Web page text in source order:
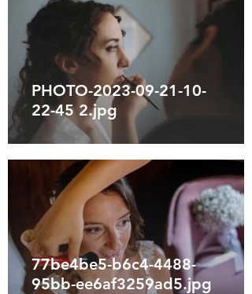
PHOTO-2023-09-21-10-
22-45 2.jpg
77be4be5-b6c4-4488-
95bb-ee6af3259ad5.jpg